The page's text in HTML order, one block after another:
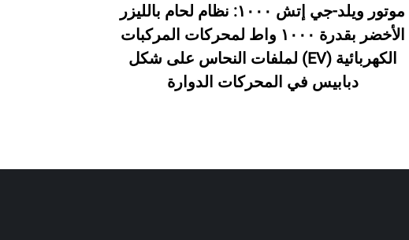
موتور ويلد-جي إتش ١٠٠٠: نظام لحام بالليزر
الأخضر بقدرة ١٠٠٠ واط لمحركات المركبات
الكهربائية (EV) لملفات النحاس على شكل
دبابيس في المحركات الدوارة